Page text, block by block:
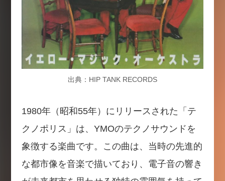
出典：HIP TANK RECORDS
1980年（昭和55年）にリリースされた「テ
クノポリス」は、YMOのテクノサウンドを
象徴する楽曲です。この曲は、当時の先進的
な都市像を音楽で描いており、電子音の響き